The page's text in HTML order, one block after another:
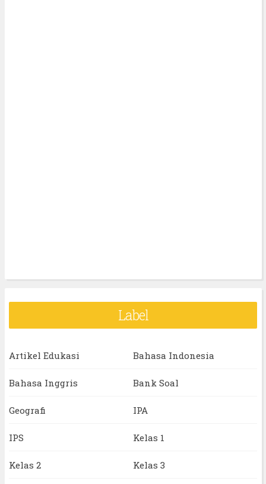
Label
Artikel Edukasi Bahasa Indonesia
Bahasa Inggris Bank Soal
Geografi IPA
IPS Kelas 1
Kelas 2 Kelas 3